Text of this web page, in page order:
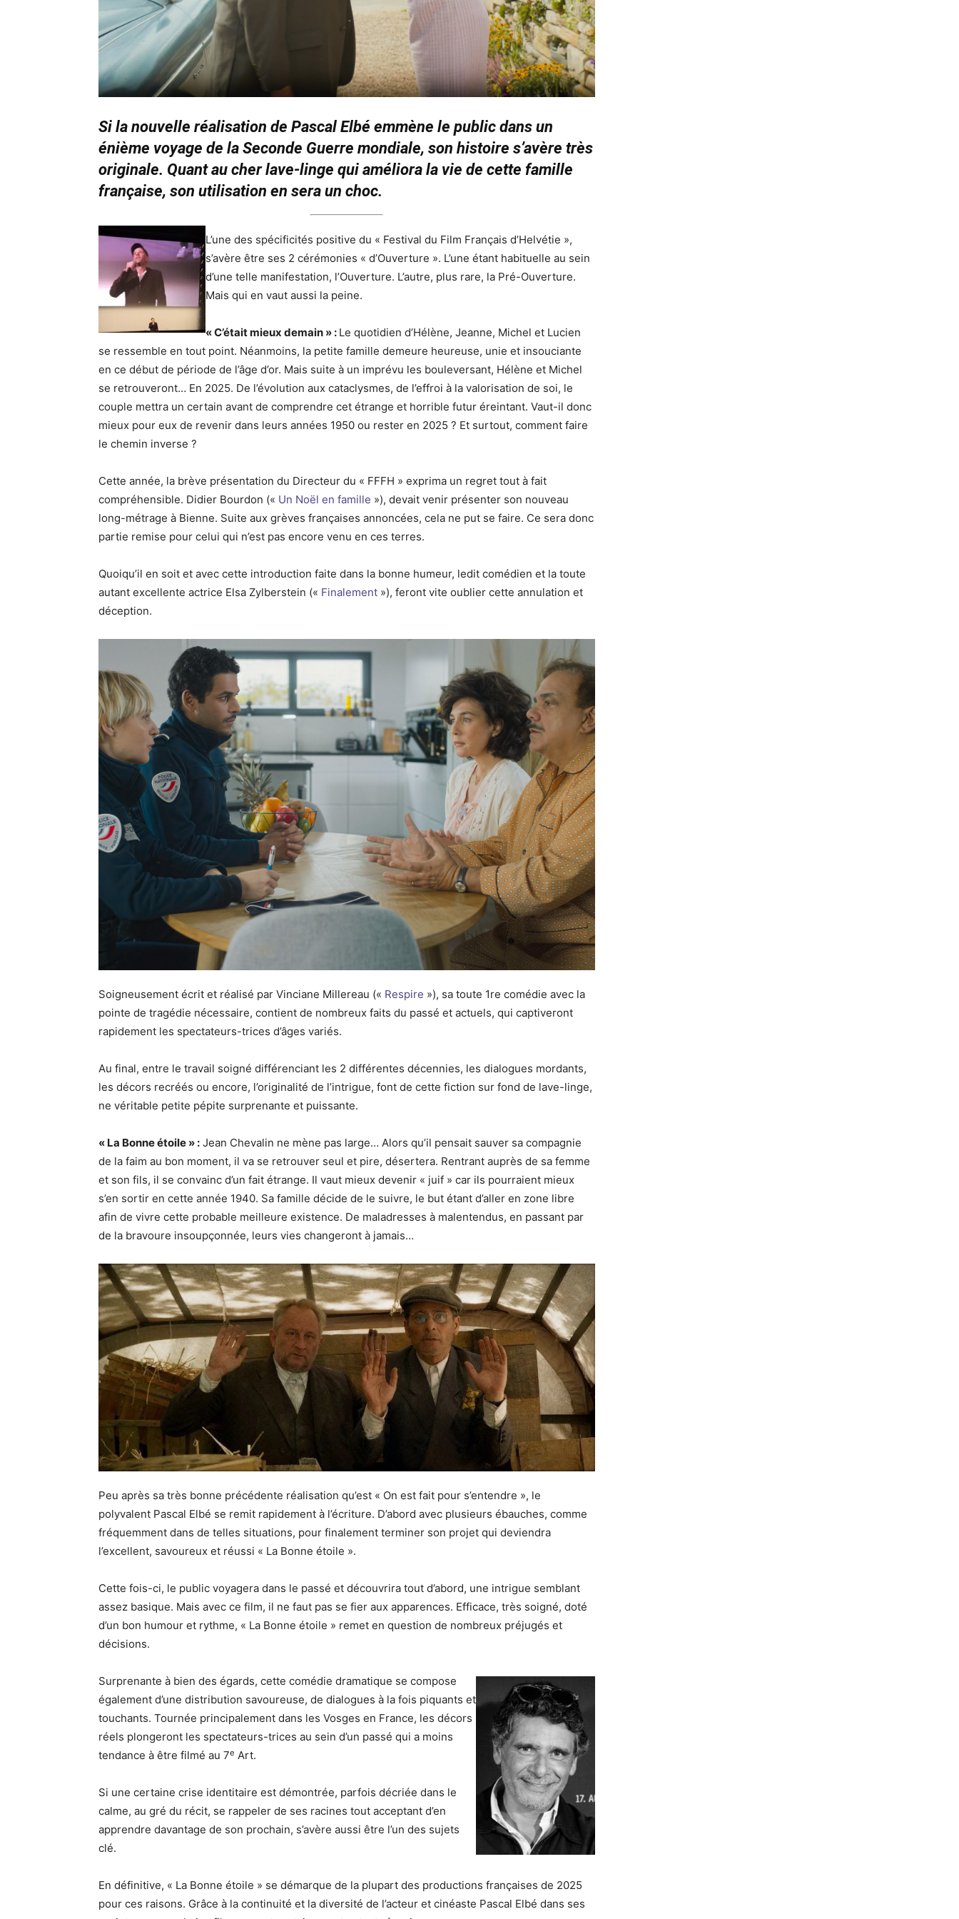
Si la nouvelle réalisation de Pascal Elbé emmène le public dans un
énième voyage de la Seconde Guerre mondiale, son histoire s’avère très
originale. Quant au cher lave-linge qui améliora la vie de cette famille
française, son utilisation en sera un choc.
L’une des spécificités positive du « Festival du Film Français d’Helvétie »,
s’avère être ses 2 cérémonies « d’Ouverture ». L’une étant habituelle au sein
d’une telle manifestation, l’Ouverture. L’autre, plus rare, la Pré-Ouverture.
Mais qui en vaut aussi la peine.
« C’était mieux demain » : Le quotidien d’Hélène, Jeanne, Michel et Lucien
se ressemble en tout point. Néanmoins, la petite famille demeure heureuse, unie et insouciante
en ce début de période de l’âge d’or. Mais suite à un imprévu les bouleversant, Hélène et Michel
se retrouveront… En 2025. De l’évolution aux cataclysmes, de l’effroi à la valorisation de soi, le
couple mettra un certain avant de comprendre cet étrange et horrible futur éreintant. Vaut-il donc
mieux pour eux de revenir dans leurs années 1950 ou rester en 2025 ? Et surtout, comment faire
le chemin inverse ?
Cette année, la brève présentation du Directeur du « FFFH » exprima un regret tout à fait
compréhensible. Didier Bourdon (« Un Noël en famille »), devait venir présenter son nouveau
long-métrage à Bienne. Suite aux grèves françaises annoncées, cela ne put se faire. Ce sera donc
partie remise pour celui qui n’est pas encore venu en ces terres.
Quoiqu’il en soit et avec cette introduction faite dans la bonne humeur, ledit comédien et la toute
autant excellente actrice Elsa Zylberstein (« Finalement »), feront vite oublier cette annulation et
déception.
Soigneusement écrit et réalisé par Vinciane Millereau (« Respire »), sa toute 1re comédie avec la
pointe de tragédie nécessaire, contient de nombreux faits du passé et actuels, qui captiveront
rapidement les spectateurs-trices d’âges variés.
Au final, entre le travail soigné différenciant les 2 différentes décennies, les dialogues mordants,
les décors recréés ou encore, l’originalité de l’intrigue, font de cette fiction sur fond de lave-linge,
ne véritable petite pépite surprenante et puissante.
« La Bonne étoile » : Jean Chevalin ne mène pas large… Alors qu’il pensait sauver sa compagnie
de la faim au bon moment, il va se retrouver seul et pire, désertera. Rentrant auprès de sa femme
et son fils, il se convainc d’un fait étrange. Il vaut mieux devenir « juif » car ils pourraient mieux
s’en sortir en cette année 1940. Sa famille décide de le suivre, le but étant d’aller en zone libre
afin de vivre cette probable meilleure existence. De maladresses à malentendus, en passant par
de la bravoure insoupçonnée, leurs vies changeront à jamais…
Peu après sa très bonne précédente réalisation qu’est « On est fait pour s’entendre », le
polyvalent Pascal Elbé se remit rapidement à l’écriture. D’abord avec plusieurs ébauches, comme
fréquemment dans de telles situations, pour finalement terminer son projet qui deviendra
l’excellent, savoureux et réussi « La Bonne étoile ».
Cette fois-ci, le public voyagera dans le passé et découvrira tout d’abord, une intrigue semblant
assez basique. Mais avec ce film, il ne faut pas se fier aux apparences. Efficace, très soigné, doté
d’un bon humour et rythme, « La Bonne étoile » remet en question de nombreux préjugés et
décisions.
Surprenante à bien des égards, cette comédie dramatique se compose
également d’une distribution savoureuse, de dialogues à la fois piquants et
touchants. Tournée principalement dans les Vosges en France, les décors
réels plongeront les spectateurs-trices au sein d’un passé qui a moins
tendance à être filmé au 7e Art.
Si une certaine crise identitaire est démontrée, parfois décriée dans le
calme, au gré du récit, se rappeler de ses racines tout acceptant d’en
apprendre davantage de son prochain, s’avère aussi être l’un des sujets
clé.
En définitive, « La Bonne étoile » se démarque de la plupart des productions françaises de 2025
pour ces raisons. Grâce à la continuité et la diversité de l’acteur et cinéaste Pascal Elbé dans ses